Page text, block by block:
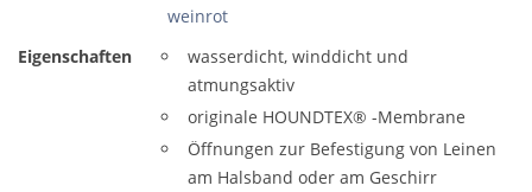
weinrot
Eigenschaften
wasserdicht, winddicht und
atmungsaktiv
originale HOUNDTEX® -Membrane
Öffnungen zur Befestigung von Leinen
am Halsband oder am Geschirr